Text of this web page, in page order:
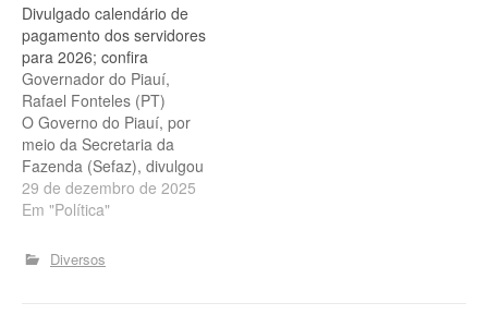
Divulgado calendário de
pagamento dos servidores
para 2026; confira
Governador do Piauí,
Rafael Fonteles (PT)
O Governo do Piauí, por
meio da Secretaria da
Fazenda (Sefaz), divulgou
nesta segunda-feira (29) o
calendário de
estaduais referente ao ano
de 2026. A remuneração
29 de dezembro de 2025
Em "Política"
Diversos